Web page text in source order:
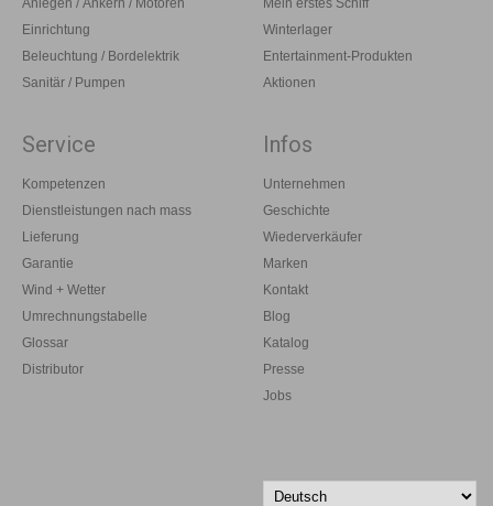
Anlegen / Ankern / Motoren
Einrichtung
Beleuchtung / Bordelektrik
Sanitär / Pumpen
Mein erstes Schiff
Winterlager
Entertainment-Produkten
Aktionen
Service
Kompetenzen
Dienstleistungen nach mass
Lieferung
Garantie
Wind + Wetter
Umrechnungstabelle
Glossar
Distributor
Infos
Unternehmen
Geschichte
Wiederverkäufer
Marken
Kontakt
Blog
Katalog
Presse
Jobs